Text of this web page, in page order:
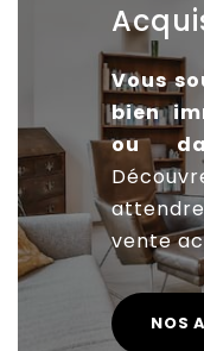
Vous
bien
ou
vente
NOS